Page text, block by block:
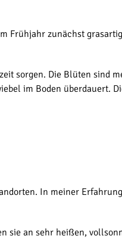
Frühjahr zunächst
sorgen. Die Blüten sind
im Boden überdauert.
In meiner
sie an sehr heißen,